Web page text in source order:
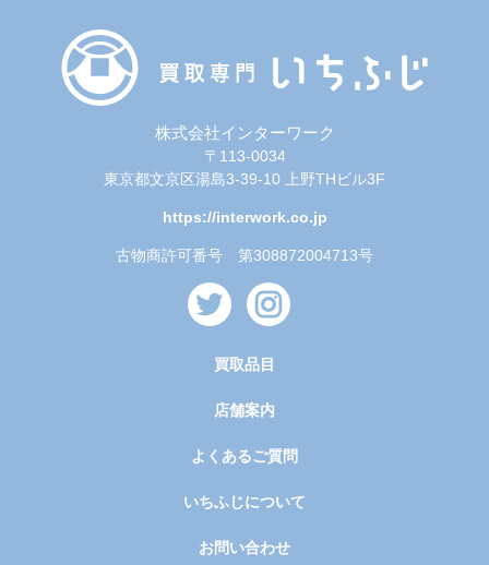
株式会社インターワーク
〒113-0034
東京都文京区湯島3-39-10 上野THビル3F
https://interwork.co.jp
古物商許可番号 第308872004713号
買取品目
店舗案内
よくあるご質問
いちふじについて
お問い合わせ